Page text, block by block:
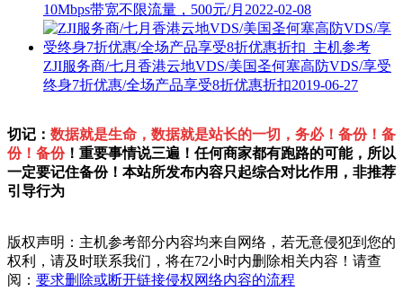
10Mbps带宽不限流量，500元/月 2022-02-08
ZJI服务商/七月香港云地VDS/美国圣何塞高防VDS/享受
终身7折优惠/全场产品享受8折优惠折扣2019-06-27
切记： 数据就是生命，数据就是站长的一切，务必！备份！备
份！备份！重要事情说三遍！任何商家都有跑路的可能，所以
一定要记住备份！本站所发布内容只起综合对比作用，非推荐
引导行为
版权声明：主机参考部分内容均来自网络，若无意侵犯到您的
权利，请及时联系我们，将在72小时内删除相关内容！请查
阅： 要求删除或断开链接侵权网络内容的流程